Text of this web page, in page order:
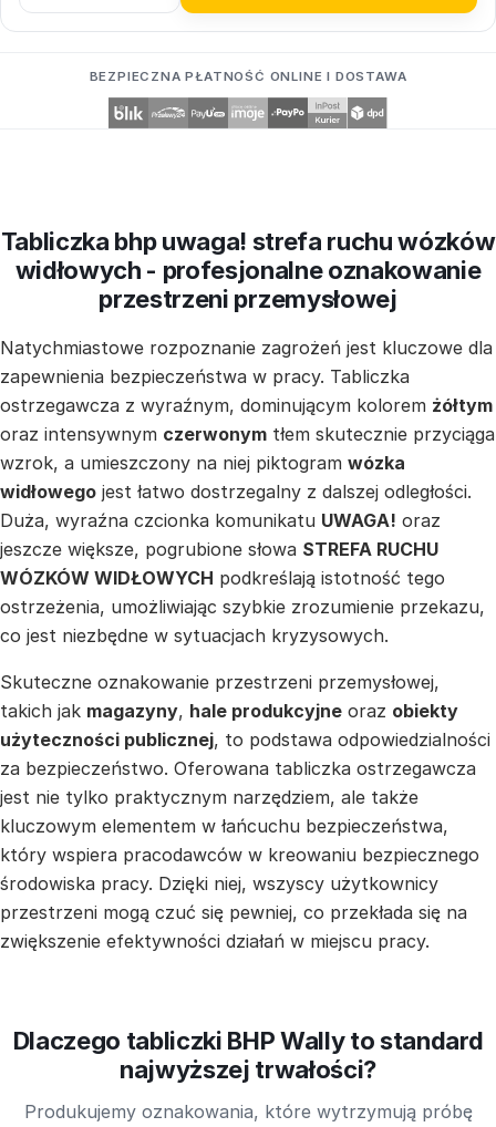
BEZPIECZNA PŁATNOŚĆ ONLINE I DOSTAWA
Tabliczka bhp uwaga! strefa ruchu wózków
widłowych - profesjonalne oznakowanie
przestrzeni przemysłowej
Natychmiastowe rozpoznanie zagrożeń jest kluczowe dla
zapewnienia bezpieczeństwa w pracy. Tabliczka
ostrzegawcza z wyraźnym, dominującym kolorem żółtym
oraz intensywnym czerwonym tłem skutecznie przyciąga
wzrok, a umieszczony na niej piktogram wózka
widłowego jest łatwo dostrzegalny z dalszej odległości.
Duża, wyraźna czcionka komunikatu UWAGA! oraz
jeszcze większe, pogrubione słowa STREFA RUCHU
WÓZKÓW WIDŁOWYCH podkreślają istotność tego
ostrzeżenia, umożliwiając szybkie zrozumienie przekazu,
co jest niezbędne w sytuacjach kryzysowych.
Skuteczne oznakowanie przestrzeni przemysłowej,
takich jak magazyny, hale produkcyjne oraz obiekty
użyteczności publicznej, to podstawa odpowiedzialności
za bezpieczeństwo. Oferowana tabliczka ostrzegawcza
jest nie tylko praktycznym narzędziem, ale także
kluczowym elementem w łańcuchu bezpieczeństwa,
który wspiera pracodawców w kreowaniu bezpiecznego
środowiska pracy. Dzięki niej, wszyscy użytkownicy
przestrzeni mogą czuć się pewniej, co przekłada się na
zwiększenie efektywności działań w miejscu pracy.
Dlaczego tabliczki BHP Wally to standard
najwyższej trwałości?
Produkujemy oznakowania, które wytrzymują próbę